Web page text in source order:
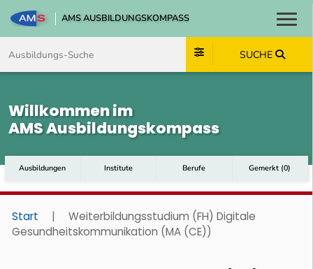
AMS AUSBILDUNGSKOMPASS
SUCHE
Willkommen im
AMS Ausbildungskompass
Ausbildungen Institute Berufe Gemerkt (0)
Start |
Weiterbildungsstudium (FH) Digitale
Gesundheitskommunikation (MA (CE))